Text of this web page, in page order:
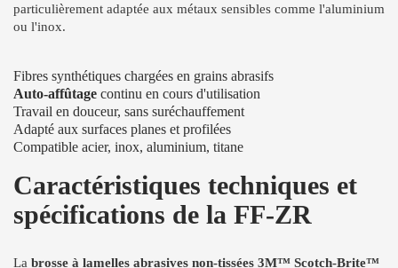
particulièrement adaptée aux métaux sensibles comme l'aluminium
ou l'inox.
Fibres synthétiques chargées en grains abrasifs
Auto-affûtage continu en cours d'utilisation
Travail en douceur, sans suréchauffement
Adapté aux surfaces planes et profilées
Compatible acier, inox, aluminium, titane
Caractéristiques techniques et
spécifications de la FF-ZR
La brosse à lamelles abrasives non-tissées 3M™ Scotch-Brite™